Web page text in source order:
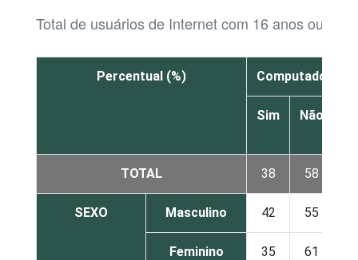
Total de usuários de Internet com 16 anos ou mais
Percentual (%) Computador de
Sim Não
TOTAL 38 58
SEXO Masculino 42 55
Feminino 35 61